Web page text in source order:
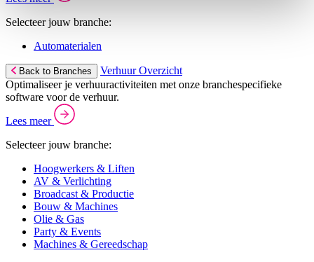
Selecteer jouw branche:
Automaterialen
Back to Branches
Verhuur Overzicht
Optimaliseer je verhuuractiviteiten met onze branchespecifieke
software voor de verhuur.
Lees meer
Selecteer jouw branche:
Hoogwerkers & Liften
AV & Verlichting
Broadcast & Productie
Bouw & Machines
Olie & Gas
Party & Events
Machines & Gereedschap